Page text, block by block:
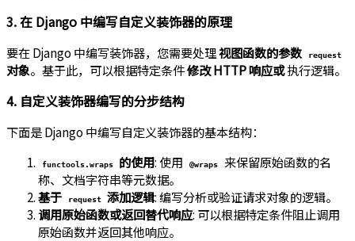
3. 在 Django 中编写自定义装饰器的原理
要在 Django 中编写装饰器，您需要处理视图函数的参数 request
对象。基于此，可以根据特定条件修改 HTTP 响应或执行逻辑。
4. 自定义装饰器编写的分步结构
下面是 Django 中编写自定义装饰器的基本结构：
functools.wraps 的使用: 使用 @wraps
来保留原始函数的名
称、文档字符串等元数据。
基于
request 添加逻辑: 编写分析或验证请求对象的逻辑。
调用原始函数或返回替代响应: 可以根据特定条件阻止调用
原始函数并返回其他响应。